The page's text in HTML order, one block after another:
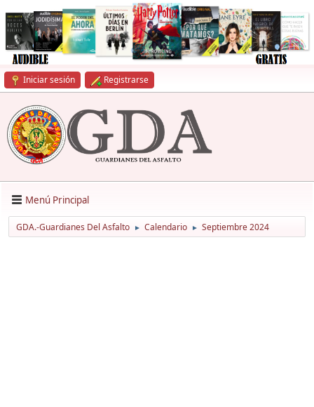
Iniciar sesión Registrarse
Menú Principal
GDA.-Guardianes Del Asfalto ► Calendario ► Septiembre 2024